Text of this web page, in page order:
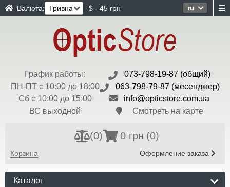
ru
Валюта: $ - 45 грн
График работы:
ПН-ПТ с 10:00 до 18:00
Сб с 10:00 до 15:00
ВС выходной
073-798-19-87 (общий)
063-798-79-87 (месенджер)
info@opticstore.com.ua
Смотреть на карте
(0) 0 грн (0)
Корзина Оформление заказа
Каталог